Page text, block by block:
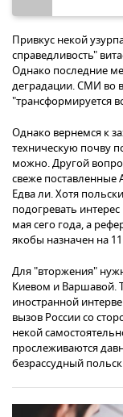
Привкус некой
справедливость"
Однако последние
деградации. СМИ во
"трансформируется
Однако вернемся к
техническую почву
можно. Другой
свеже поставленные
Едва ли. Хотя
подогревать
мая сего года, а
якобы назначен на
Для "вторжения"
Киевом и Варшавой.
иностранной
вызов России со
некой
прослеживаются
безрассудный